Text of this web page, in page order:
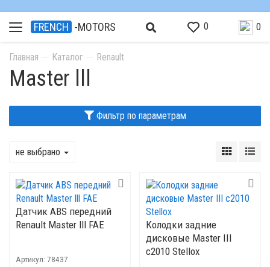
FRENCH -MOTORS 0 0
Главная Каталог Renault
Master lll
Фильтр по параметрам
не выбрано
Датчик ABS передний
Renault Master lll FAE
Артикул: 78437
Колодки задние
дисковые Master III
с2010 Stellox